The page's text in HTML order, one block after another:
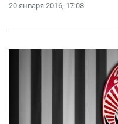
20 января 2016, 17:08